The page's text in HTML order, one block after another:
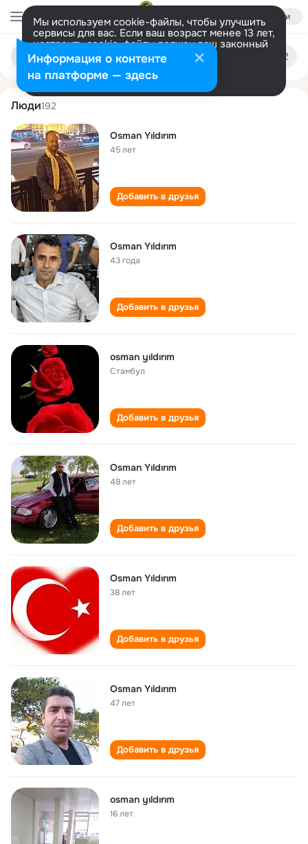
Войти
Мы используем cookie-файлы, чтобы улучшить
сервисы для вас. Если ваш возраст менее 13 лет,
настроить cookie-файлы должен ваш законный
представитель. Больше информации
Разрешить все Настроить
Поиск
людям
osman yıldırım
Люди192
Osman Yıldırım
45 лет
Добавить в друзья
Osman Yıldırım
43 года
Добавить в друзья
osman yıldırım
Стамбул
Добавить в друзья
Osman Yıldırım
48 лет
Добавить в друзья
Osman Yıldırım
38 лет
Добавить в друзья
Osman Yıldırım
47 лет
Добавить в друзья
osman yıldırım
16 лет
Информация о контенте
на платформе — здесь